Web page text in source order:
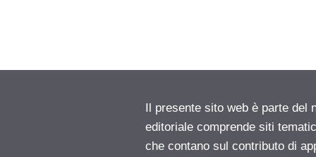
Il presente sito web è parte del
editoriale comprende siti
che contano sul contributo di